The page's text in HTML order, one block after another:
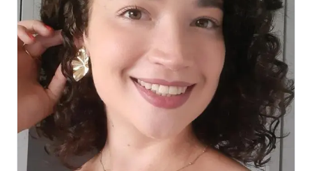
QAcademy Conhecendo a ISO 9001, 14001 e 45001
Academia Qualiseg Auditoria Líder ISO 9001
FM2S